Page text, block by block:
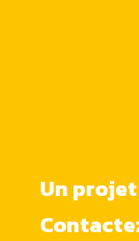
Un projet